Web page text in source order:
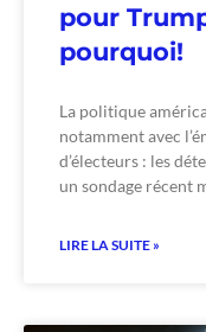
pour
pourquoi!
La politique
notamment avec
d’électeurs : les
un sondage récent
LIRE LA SUITE »